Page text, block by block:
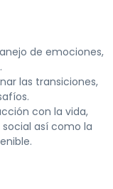
de emociones,
las transiciones,
con la vida,
así como la